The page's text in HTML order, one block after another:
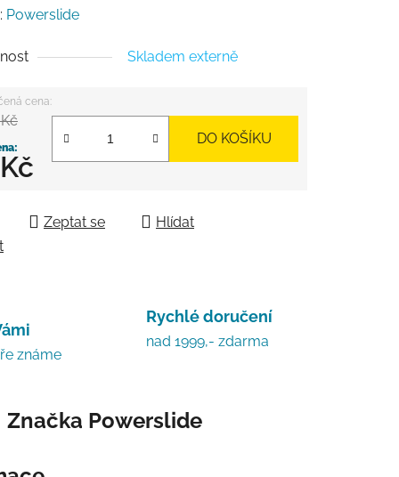
Powerslide
Skladem externě
DO KOŠÍKU
Zeptat se
Hlídat
známe
Rychlé doručení
nad 1999,- zdarma
Značka Powerslide